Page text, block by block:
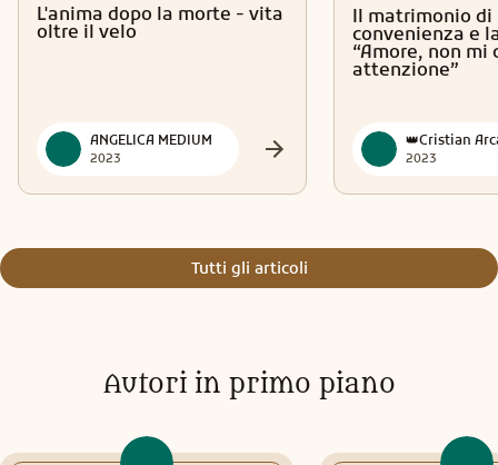
L'anima dopo la morte - vita
oltre il velo
ANGELICA MEDIUM
2023
Il matrimonio di
convenienza e
“Amore, non mi
attenzione”
2023
Tutti gli articoli
Autori in primo piano